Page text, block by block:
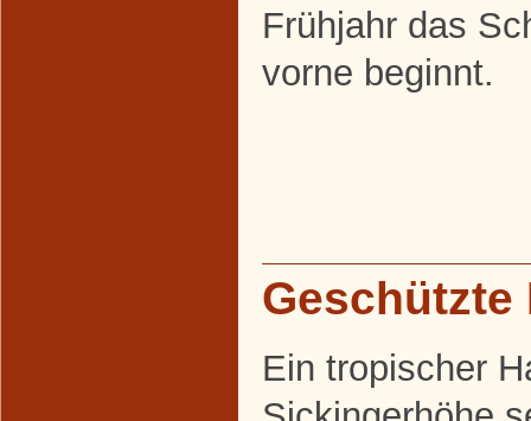
Frühjahr das
vorne beginnt.
Geschützte
Ein tropischer